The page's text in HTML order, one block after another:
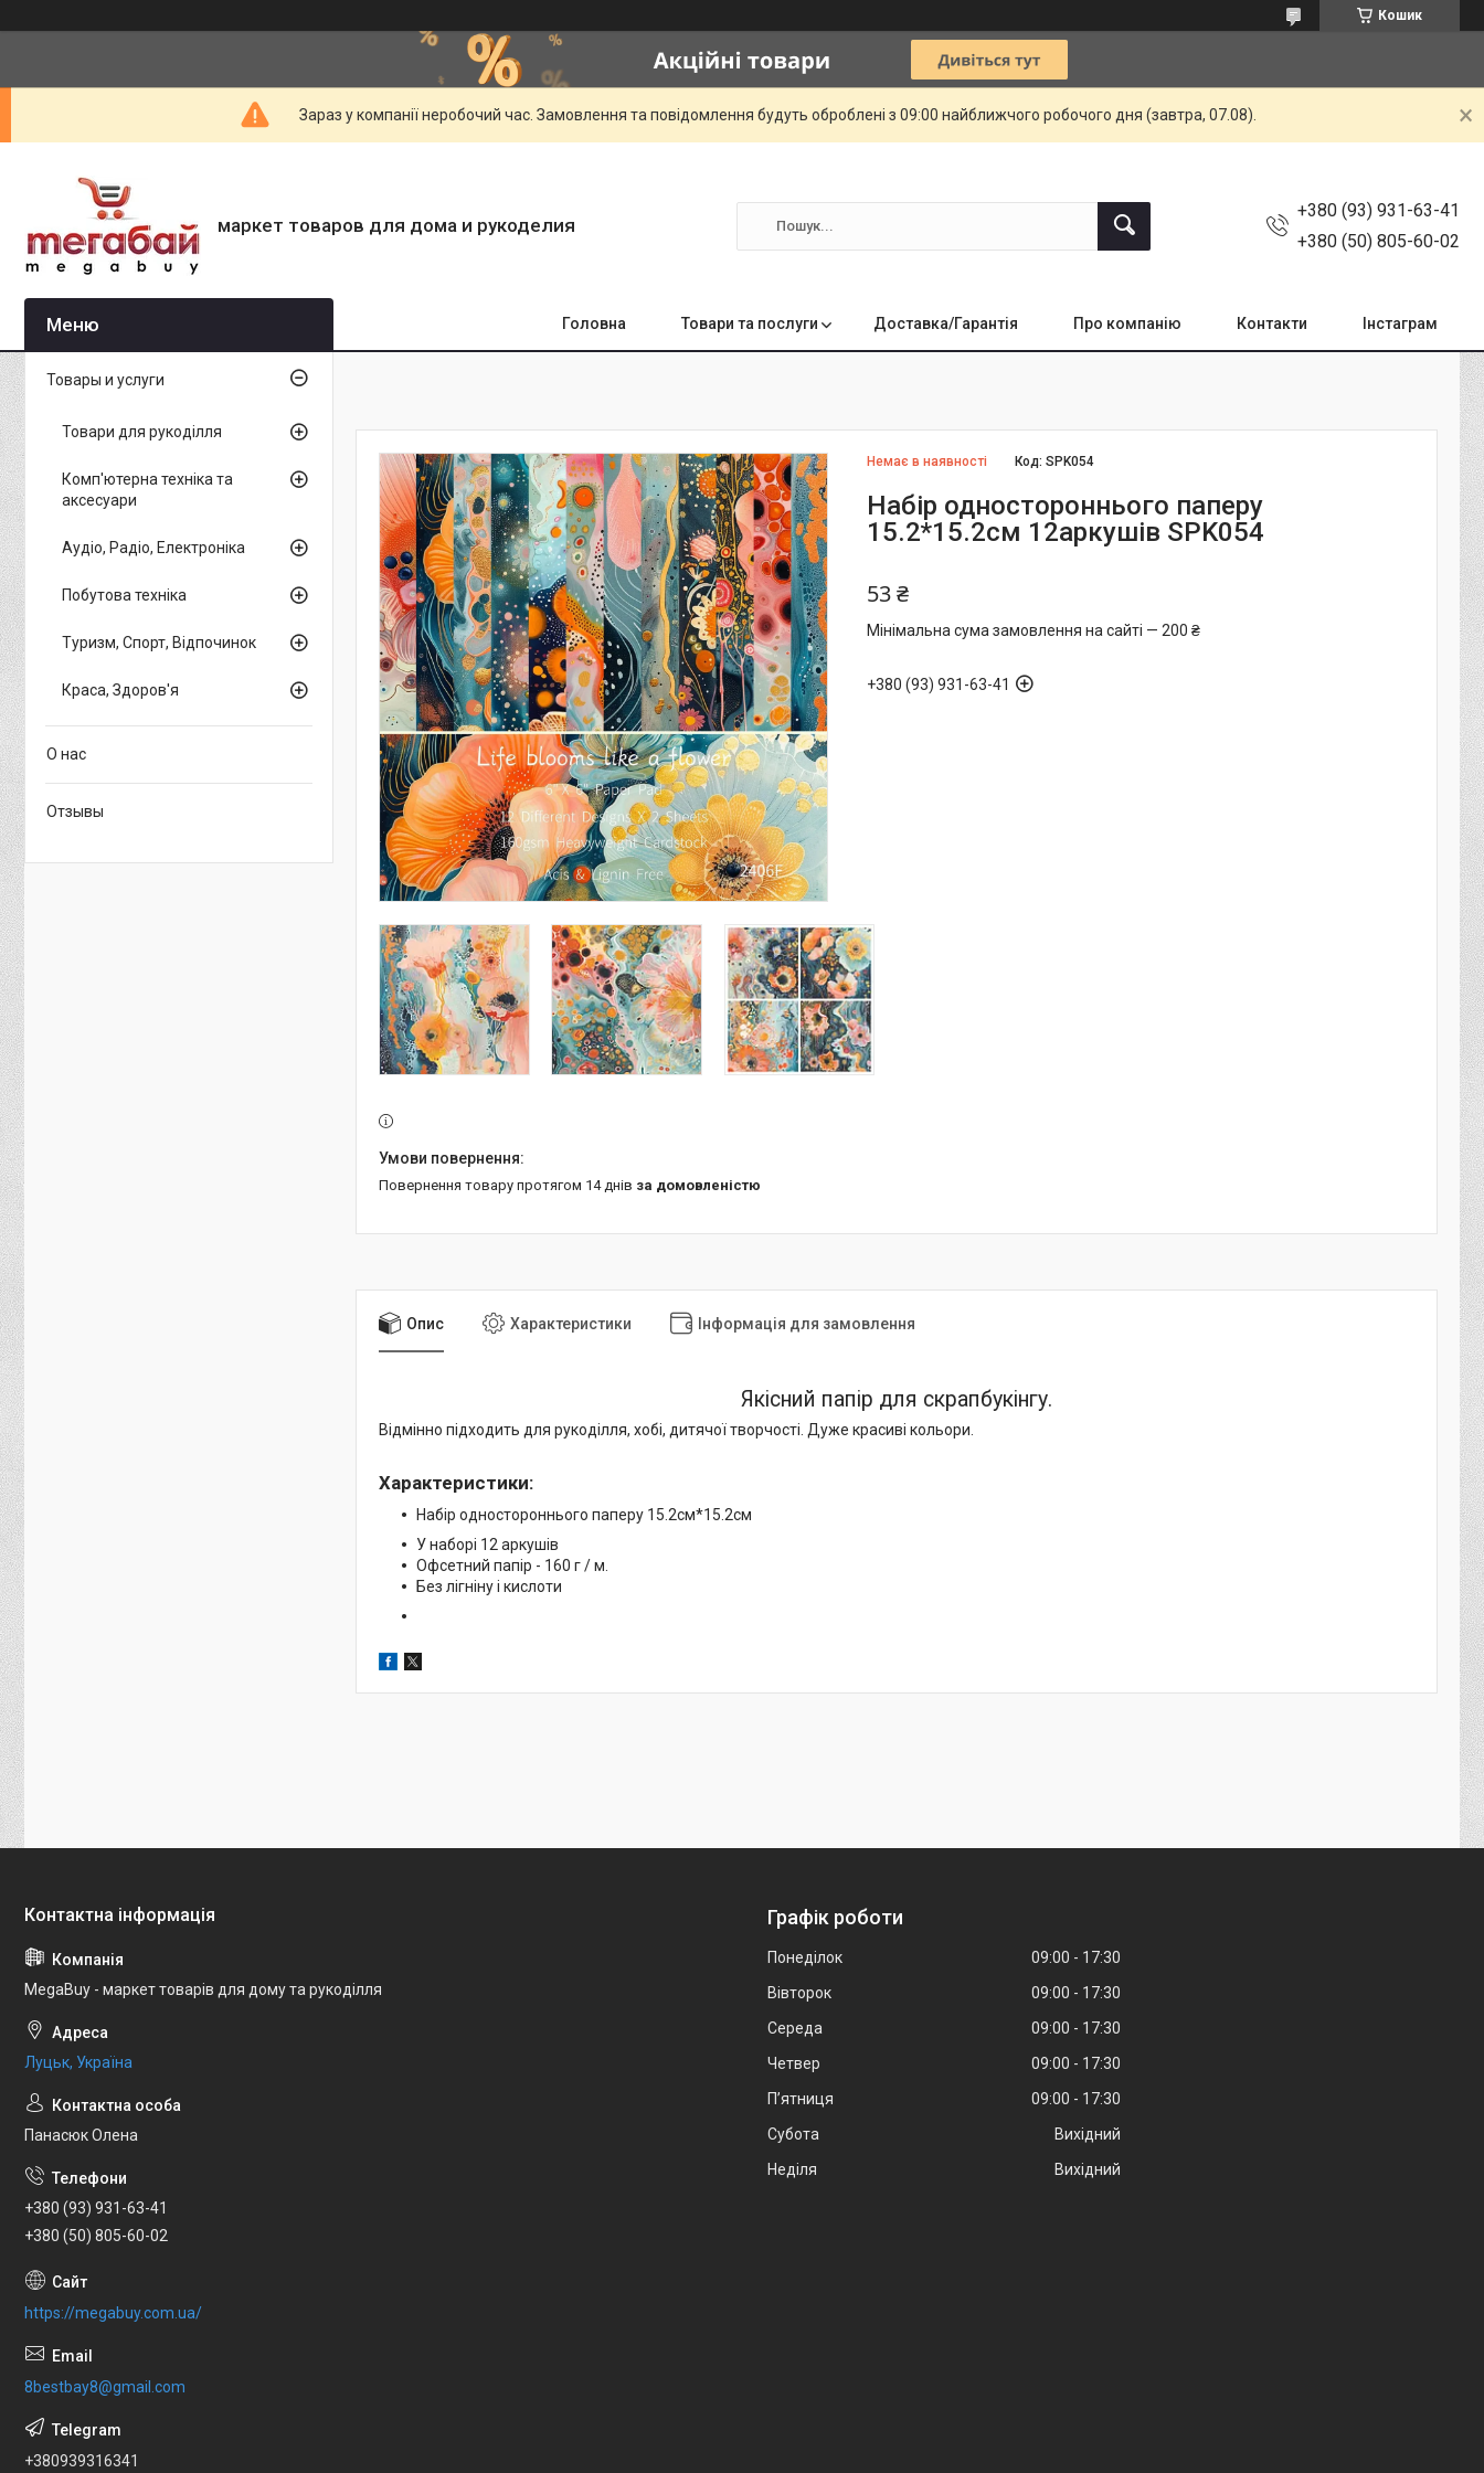
Кошик
Зараз у компанії неробочий час. Замовлення та повідомлення будуть оброблені з 09:00 найближчого робочого дня (завтра, 07.08).
маркет товаров для дома и рукоделия
+380 (93) 931-63-41
+380 (50) 805-60-02
Головна Товари та послуги Доставка/Гарантія Про компанію Контакти Інстаграм
Немає в наявності Код:SPK054
Набір одностороннього паперу
15.2*15.2см 12аркушів SPK054
53 ₴
Мінімальна сума замовлення на сайті — 200 ₴
+380 (93) 931-63-41
повернення товару протягом 14 днів за домовленістю
Опис Характеристики Інформація для замовлення
Якісний папір для скрапбукінгу.
Відмінно підходить для рукоділля, хобі, дитячої творчості. Дуже красиві кольори.
Характеристики:
Набір одностороннього паперу 15.2см*15.2см
У наборі 12 аркушів
Офсетний папір - 160 г / м.
Без лігніну і кислоти
Товары и услуги
Товари для рукоділля
Комп'ютерна техніка та
аксесуари
Аудіо, Радіо, Електроніка
Побутова техніка
Туризм, Спорт, Відпочинок
Краса, Здоров'я
О нас
Отзывы
MegaBuy - маркет товарів для дому та рукоділля
Луцьк, Україна
Панасюк Олена
+380 (93) 931-63-41
+380 (50) 805-60-02
https://megabuy.com.ua/
8bestbay8@gmail.com
+380939316341
Графік роботи
Понеділок 09:00
17:30
Вівторок
09:00
17:30
Середа
09:00
17:30
Четвер
09:00
17:30
Пʼятниця
09:00
17:30
Субота
Вихідний
Неділя
Вихідний